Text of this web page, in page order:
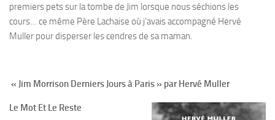
premiers pets sur la tombe de Jim lorsque nous séchions les
cours… ce même Père Lachaise où j’avais accompagné Hervé
Muller pour disperser les cendres de sa maman.
« Jim Morrison Derniers Jours à Paris » par Hervé Muller
Le Mot Et Le Reste